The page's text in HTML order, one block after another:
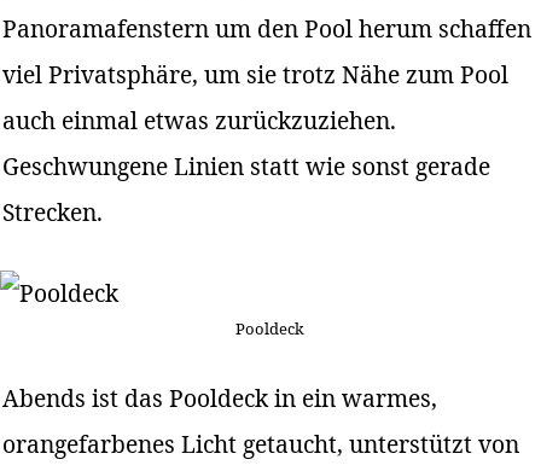
Panoramafenstern um den Pool herum schaffen
viel Privatsphäre, um sie trotz Nähe zum Pool
auch einmal etwas zurückzuziehen.
Geschwungene Linien statt wie sonst gerade
Strecken.
Pooldeck
Abends ist das Pooldeck in ein warmes,
orangefarbenes Licht getaucht, unterstützt von